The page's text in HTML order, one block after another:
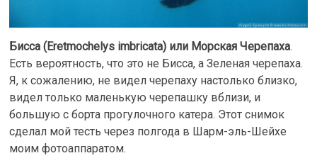
Бисса (Eretmochelys imbricata) или Морская Черепаха.
Есть вероятность, что это не Бисса, а Зеленая черепаха.
Я, к сожалению, не видел черепаху настолько близко,
видел только маленькую черепашку вблизи, и
большую с борта прогулочного катера. Этот снимок
сделал мой тесть через полгода в Шарм-эль-Шейхе
моим фотоаппаратом.